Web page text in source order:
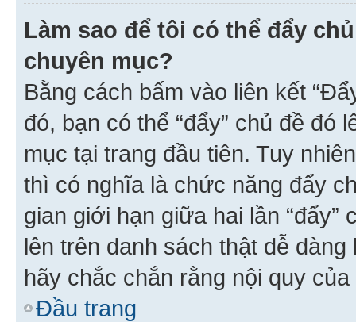
Làm sao để tôi có thể đẩy
chuyên mục?
Bằng cách bấm vào liên kết
đó, bạn có thể “đẩy” chủ đề đó
mục tại trang đầu tiên. Tuy
thì có nghĩa là chức năng đẩy
gian giới hạn giữa hai lần “đẩy”
lên trên danh sách thật dễ
hãy chắc chắn rằng nội quy
Đầu trang